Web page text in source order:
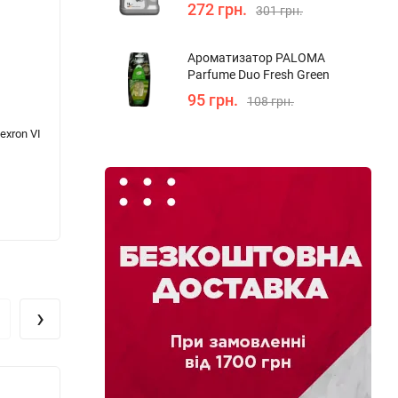
VI
›
272 грн. 301 грн.
Ароматизатор PALOMA
Parfume Duo Fresh Green
95 грн. 108 грн.